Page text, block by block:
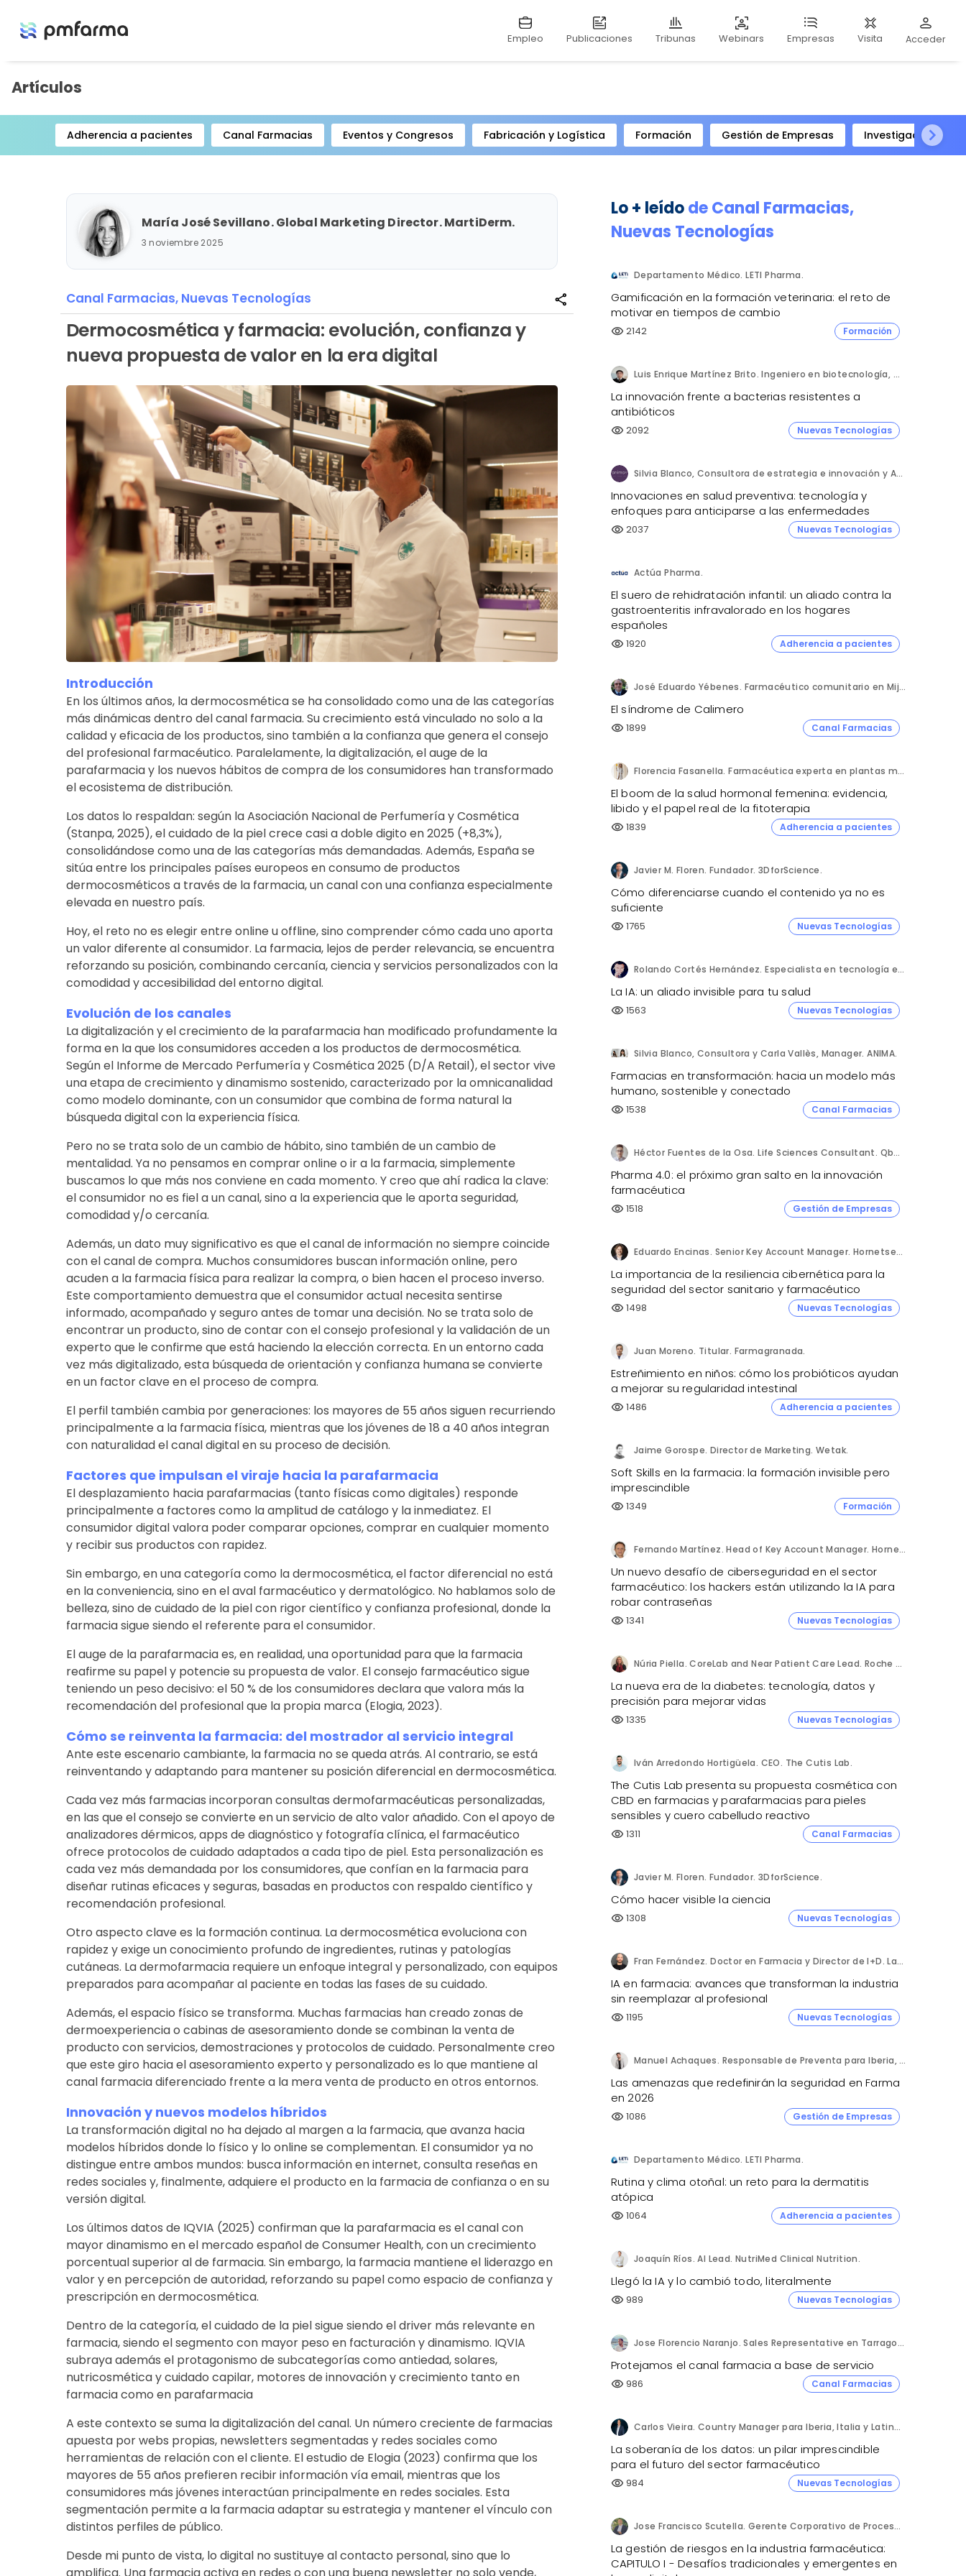
Empleo Publicaciones Tribunas Webinars Empresas Visita Acceder
Artículos
Adherencia a pacientes Canal Farmacias Eventos y Congresos Fabricación y Logística Formación Gestión de Empresas
Investigación
Item
María José Sevillano. Global Marketing Director. MartiDerm.
3 noviembre 2025
Canal Farmacias, Nuevas Tecnologías share
Dermocosmética y farmacia: evolución, confianza y
nueva propuesta de valor en la era digital
Introducción
En los últimos años, la dermocosmética se ha consolidado como una de las categorías
más dinámicas dentro del canal farmacia. Su crecimiento está vinculado no solo a la
calidad y eficacia de los productos, sino también a la confianza que genera el consejo
del profesional farmacéutico. Paralelamente, la digitalización, el auge de la
parafarmacia y los nuevos hábitos de compra de los consumidores han transformado
el ecosistema de distribución.
Los datos lo respaldan: según la Asociación Nacional de Perfumería y Cosmética
(Stanpa, 2025), el cuidado de la piel crece casi a doble digito en 2025 (+8,3%),
consolidándose como una de las categorías más demandadas. Además, España se
sitúa entre los principales países europeos en consumo de productos
dermocosméticos a través de la farmacia, un canal con una confianza especialmente
elevada en nuestro país.
Hoy, el reto no es elegir entre online u offline, sino comprender cómo cada uno aporta
un valor diferente al consumidor. La farmacia, lejos de perder relevancia, se encuentra
reforzando su posición, combinando cercanía, ciencia y servicios personalizados con la
comodidad y accesibilidad del entorno digital.
Evolución de los canales
La digitalización y el crecimiento de la parafarmacia han modificado profundamente la
forma en la que los consumidores acceden a los productos de dermocosmética.
Según el Informe de Mercado Perfumería y Cosmética 2025 (D/A Retail), el sector vive
una etapa de crecimiento y dinamismo sostenido, caracterizado por la omnicanalidad
como modelo dominante, con un consumidor que combina de forma natural la
búsqueda digital con la experiencia física.
Pero no se trata solo de un cambio de hábito, sino también de un cambio de
mentalidad. Ya no pensamos en comprar online o ir a la farmacia, simplemente
buscamos lo que más nos conviene en cada momento. Y creo que ahí radica la clave:
el consumidor no es fiel a un canal, sino a la experiencia que le aporta seguridad,
comodidad y/o cercanía.
Además, un dato muy significativo es que el canal de información no siempre coincide
con el canal de compra. Muchos consumidores buscan información online, pero
acuden a la farmacia física para realizar la compra, o bien hacen el proceso inverso.
Este comportamiento demuestra que el consumidor actual necesita sentirse
informado, acompañado y seguro antes de tomar una decisión. No se trata solo de
encontrar un producto, sino de contar con el consejo profesional y la validación de un
experto que le confirme que está haciendo la elección correcta. En un entorno cada
vez más digitalizado, esta búsqueda de orientación y confianza humana se convierte
en un factor clave en el proceso de compra.
El perfil también cambia por generaciones: los mayores de 55 años siguen recurriendo
principalmente a la farmacia física, mientras que los jóvenes de 18 a 40 años integran
con naturalidad el canal digital en su proceso de decisión.
Factores que impulsan el viraje hacia la parafarmacia
El desplazamiento hacia parafarmacias (tanto físicas como digitales) responde
principalmente a factores como la amplitud de catálogo y la inmediatez. El
consumidor digital valora poder comparar opciones, comprar en cualquier momento
y recibir sus productos con rapidez.
Sin embargo, en una categoría como la dermocosmética, el factor diferencial no está
en la conveniencia, sino en el aval farmacéutico y dermatológico. No hablamos solo de
belleza, sino de cuidado de la piel con rigor científico y confianza profesional, donde la
farmacia sigue siendo el referente para el consumidor.
El auge de la parafarmacia es, en realidad, una oportunidad para que la farmacia
reafirme su papel y potencie su propuesta de valor. El consejo farmacéutico sigue
teniendo un peso decisivo: el 50 % de los consumidores declara que valora más la
recomendación del profesional que la propia marca (Elogia, 2023).
Cómo se reinventa la farmacia: del mostrador al servicio integral
Ante este escenario cambiante, la farmacia no se queda atrás. Al contrario, se está
reinventando y adaptando para mantener su posición diferencial en dermocosmética.
Cada vez más farmacias incorporan consultas dermofarmacéuticas personalizadas,
en las que el consejo se convierte en un servicio de alto valor añadido. Con el apoyo de
analizadores dérmicos, apps de diagnóstico y fotografía clínica, el farmacéutico
ofrece protocolos de cuidado adaptados a cada tipo de piel. Esta personalización es
cada vez más demandada por los consumidores, que confían en la farmacia para
diseñar rutinas eficaces y seguras, basadas en productos con respaldo científico y
recomendación profesional.
Otro aspecto clave es la formación continua. La dermocosmética evoluciona con
rapidez y exige un conocimiento profundo de ingredientes, rutinas y patologías
cutáneas. La dermofarmacia requiere un enfoque integral y personalizado, con equipos
preparados para acompañar al paciente en todas las fases de su cuidado.
Además, el espacio físico se transforma. Muchas farmacias han creado zonas de
dermoexperiencia o cabinas de asesoramiento donde se combinan la venta de
producto con servicios, demostraciones y protocolos de cuidado. Personalmente creo
que este giro hacia el asesoramiento experto y personalizado es lo que mantiene al
canal farmacia diferenciado frente a la mera venta de producto en otros entornos.
Innovación y nuevos modelos híbridos
La transformación digital no ha dejado al margen a la farmacia, que avanza hacia
modelos híbridos donde lo físico y lo online se complementan. El consumidor ya no
distingue entre ambos mundos: busca información en internet, consulta reseñas en
redes sociales y, finalmente, adquiere el producto en la farmacia de confianza o en su
versión digital.
Los últimos datos de IQVIA (2025) confirman que la parafarmacia es el canal con
mayor dinamismo en el mercado español de Consumer Health, con un crecimiento
porcentual superior al de farmacia. Sin embargo, la farmacia mantiene el liderazgo en
valor y en percepción de autoridad, reforzando su papel como espacio de confianza y
prescripción en dermocosmética.
Dentro de la categoría, el cuidado de la piel sigue siendo el driver más relevante en
farmacia, siendo el segmento con mayor peso en facturación y dinamismo. IQVIA
subraya además el protagonismo de subcategorías como antiedad, solares,
nutricosmética y cuidado capilar, motores de innovación y crecimiento tanto en
farmacia como en parafarmacia
A este contexto se suma la digitalización del canal. Un número creciente de farmacias
apuesta por webs propias, newsletters segmentadas y redes sociales como
herramientas de relación con el cliente. El estudio de Elogia (2023) confirma que los
mayores de 55 años prefieren recibir información vía email, mientras que los
consumidores más jóvenes interactúan principalmente en redes sociales. Esta
segmentación permite a la farmacia adaptar su estrategia y mantener el vínculo con
distintos perfiles de público.
Desde mi punto de vista, lo digital no sustituye al contacto personal, sino que lo
amplifica. Una farmacia activa en redes o con una buena newsletter no solo vende,
Lo + leídodeCanal Farmacias,
Nuevas Tecnologías
Departamento Médico. LETI Pharma.
Gamificación en la formación veterinaria: el reto de
motivar en tiempos de cambio
visibility 2142 Formación
Luis Enrique Martínez Brito. Ingeniero en biotecnología, México.
La innovación frente a bacterias resistentes a
antibióticos
visibility 2092 Nuevas Tecnologías
Silvia Blanco, Consultora de estrategia e innovación y Ana Leal, Consultora Senior de estrategia e innovación. ANIMA.
Innovaciones en salud preventiva: tecnología y
enfoques para anticiparse a las enfermedades
visibility 2037 Nuevas Tecnologías
Actúa Pharma.
El suero de rehidratación infantil: un aliado contra la
gastroenteritis infravalorado en los hogares
españoles
visibility 1920 Adherencia a pacientes
José Eduardo Yébenes. Farmacéutico comunitario en Mijas (Málaga).
El síndrome de Calimero
visibility 1899 Canal Farmacias
Florencia Fasanella. Farmacéutica experta en plantas medicinales.
El boom de la salud hormonal femenina: evidencia,
libido y el papel real de la fitoterapia
visibility 1839 Adherencia a pacientes
Javier M. Floren. Fundador. 3DforScience.
Cómo diferenciarse cuando el contenido ya no es
suficiente
visibility 1765 Nuevas Tecnologías
Rolando Cortés Hernández. Especialista en tecnología e inteligencia artificial. Director Comercial. AQUÍ tu Remodelación.
La IA: un aliado invisible para tu salud
visibility 1563 Nuevas Tecnologías
Silvia Blanco, Consultora y Carla Vallès, Manager. ANIMA.
Farmacias en transformación: hacia un modelo más
humano, sostenible y conectado
visibility 1538 Canal Farmacias
Héctor Fuentes de la Osa. Life Sciences Consultant. QbD Group.
Pharma 4.0: el próximo gran salto en la innovación
farmacéutica
visibility 1518 Gestión de Empresas
Eduardo Encinas. Senior Key Account Manager. Hornetsecurity en Iberia.
La importancia de la resiliencia cibernética para la
seguridad del sector sanitario y farmacéutico
visibility 1498 Nuevas Tecnologías
Juan Moreno. Titular. Farmagranada.
Estreñimiento en niños: cómo los probióticos ayudan
a mejorar su regularidad intestinal
visibility 1486 Adherencia a pacientes
Jaime Gorospe. Director de Marketing. Wetak.
Soft Skills en la farmacia: la formación invisible pero
imprescindible
visibility 1349 Formación
Fernando Martínez. Head of Key Account Manager. Hornetsecurity.
Un nuevo desafío de ciberseguridad en el sector
farmacéutico: los hackers están utilizando la IA para
robar contraseñas
visibility 1341 Nuevas Tecnologías
Núria Piella. CoreLab and Near Patient Care Lead. Roche Diagnostics España.
La nueva era de la diabetes: tecnología, datos y
precisión para mejorar vidas
visibility 1335 Nuevas Tecnologías
Iván Arredondo Hortigüela. CEO. The Cutis Lab.
The Cutis Lab presenta su propuesta cosmética con
CBD en farmacias y parafarmacias para pieles
sensibles y cuero cabelludo reactivo
visibility 1311 Canal Farmacias
Javier M. Floren. Fundador. 3DforScience.
Cómo hacer visible la ciencia
visibility 1308 Nuevas Tecnologías
Fran Fernández. Doctor en Farmacia y Director de I+D. Labiana
IA en farmacia: avances que transforman la industria
sin reemplazar al profesional
visibility 1195 Nuevas Tecnologías
Manuel Achaques. Responsable de Preventa para Iberia, Italia y Latinoamérica. Hornetsecurity.
Las amenazas que redefinirán la seguridad en Farma
en 2026
visibility 1086 Gestión de Empresas
Departamento Médico. LETI Pharma.
Rutina y clima otoñal: un reto para la dermatitis
atópica
visibility 1064 Adherencia a pacientes
Joaquín Ríos. AI Lead. NutriMed Clinical Nutrition.
Llegó la IA y lo cambió todo, literalmente
visibility 989 Nuevas Tecnologías
Jose Florencio Naranjo. Sales Representative en Tarragona.
Protejamos el canal farmacia a base de servicio
visibility 986 Canal Farmacias
Carlos Vieira. Country Manager para Iberia, Italia y Latinoamérica. Hornetsecurity.
La soberanía de los datos: un pilar imprescindible
para el futuro del sector farmacéutico
visibility 984 Nuevas Tecnologías
Jose Francisco Scutella. Gerente Corporativo de Procesos & Control Interno. Adium Pharma.
La gestión de riesgos en la industria farmacéutica:
CAPITULO I - Desafíos tradicionales y emergentes en